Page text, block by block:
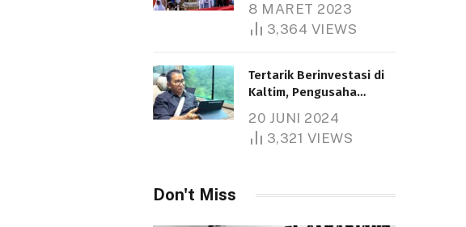
8 MARET 2023
3,364 VIEWS
Tertarik Berinvestasi di
Kaltim, Pengusaha
1.000 Hektare
20 JUNI 2024
3,321 VIEWS
Don't Miss